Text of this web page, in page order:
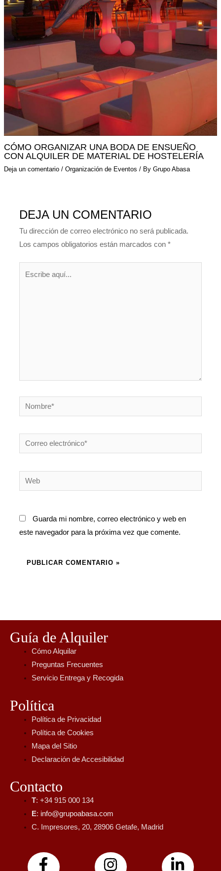
CÓMO ORGANIZAR UNA BODA DE ENSUEÑO
CON ALQUILER DE MATERIAL DE HOSTELERÍA
Deja un comentario / Organización de Eventos / By Grupo Abasa
DEJA UN COMENTARIO
Tu dirección de correo electrónico no será publicada.
Los campos obligatorios están marcados con*
Nombre*
Correo
electrónico*
Web
Guarda mi nombre, correo electrónico y web en
este navegador para la próxima vez que comente.
Guía de Alquiler
Cómo Alquilar
Preguntas Frecuentes
Servicio Entrega y Recogida
Política
Política de Privacidad
Política de Cookies
Mapa del Sitio
Declaración de Accesibilidad
Contacto
T: +34 915 000 134
E: info@grupoabasa.com
C. Impresores, 20, 28906 Getafe, Madrid